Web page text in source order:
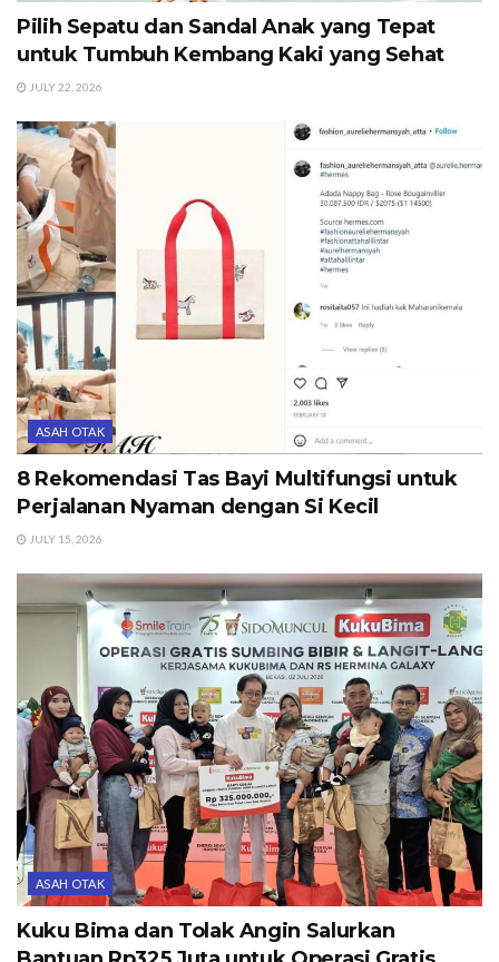
Pilih Sepatu dan Sandal Anak yang Tepat
untuk Tumbuh Kembang Kaki yang Sehat
JULY 22, 2026
ASAH OTAK
8 Rekomendasi Tas Bayi Multifungsi untuk
Perjalanan Nyaman dengan Si Kecil
JULY 15, 2026
ASAH OTAK
Kuku Bima dan Tolak Angin Salurkan